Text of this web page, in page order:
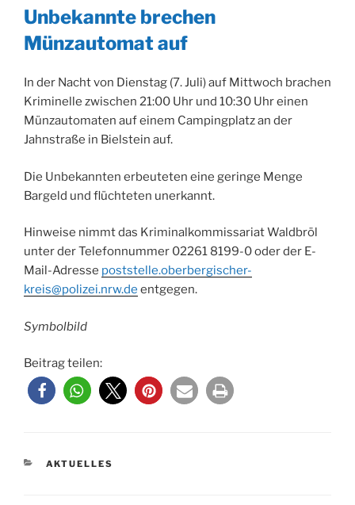
Unbekannte brechen
Münzautomat auf
In der Nacht von Dienstag (7. Juli) auf Mittwoch brachen
Kriminelle zwischen 21:00 Uhr und 10:30 Uhr einen
Münzautomaten auf einem Campingplatz an der
Jahnstraße in Bielstein auf.
Die Unbekannten erbeuteten eine geringe Menge
Bargeld und flüchteten unerkannt.
Hinweise nimmt das Kriminalkommissariat Waldbröl
unter der Telefonnummer 02261 8199-0 oder der E-
Mail-Adresse poststelle.oberbergischer-
kreis@polizei.nrw.de entgegen.
Symbolbild
Beitrag teilen:
KATEGORIEN
AKTUELLES